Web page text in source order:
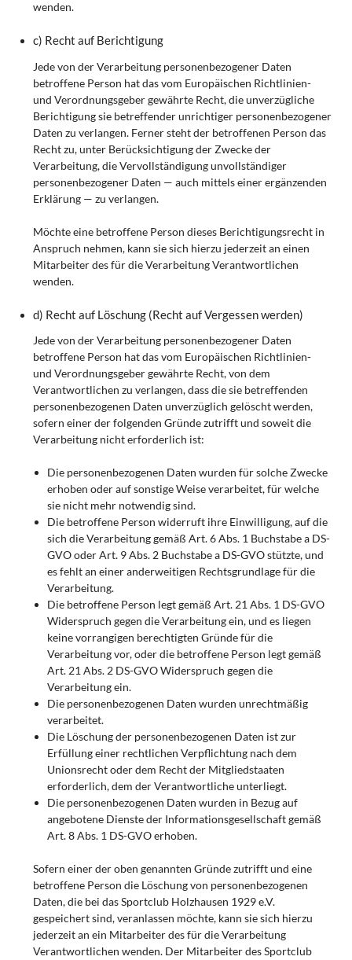
wenden.
c) Recht auf Berichtigung
Jede von der Verarbeitung personenbezogener Daten
betroffene Person hat das vom Europäischen Richtlinien-
und Verordnungsgeber gewährte Recht, die unverzügliche
Berichtigung sie betreffender unrichtiger personenbezogener
Daten zu verlangen. Ferner steht der betroffenen Person das
Recht zu, unter Berücksichtigung der Zwecke der
Verarbeitung, die Vervollständigung unvollständiger
personenbezogener Daten — auch mittels einer ergänzenden
Erklärung — zu verlangen.
Möchte eine betroffene Person dieses Berichtigungsrecht in
Anspruch nehmen, kann sie sich hierzu jederzeit an einen
Mitarbeiter des für die Verarbeitung Verantwortlichen
wenden.
d) Recht auf Löschung (Recht auf Vergessen werden)
Jede von der Verarbeitung personenbezogener Daten
betroffene Person hat das vom Europäischen Richtlinien-
und Verordnungsgeber gewährte Recht, von dem
Verantwortlichen zu verlangen, dass die sie betreffenden
personenbezogenen Daten unverzüglich gelöscht werden,
sofern einer der folgenden Gründe zutrifft und soweit die
Verarbeitung nicht erforderlich ist:
Die personenbezogenen Daten wurden für solche Zwecke
erhoben oder auf sonstige Weise verarbeitet, für welche
sie nicht mehr notwendig sind.
Die betroffene Person widerruft ihre Einwilligung, auf die
sich die Verarbeitung gemäß Art. 6 Abs. 1 Buchstabe a DS-
GVO oder Art. 9 Abs. 2 Buchstabe a DS-GVO stützte, und
es fehlt an einer anderweitigen Rechtsgrundlage für die
Verarbeitung.
Die betroffene Person legt gemäß Art. 21 Abs. 1 DS-GVO
Widerspruch gegen die Verarbeitung ein, und es liegen
keine vorrangigen berechtigten Gründe für die
Verarbeitung vor, oder die betroffene Person legt gemäß
Art. 21 Abs. 2 DS-GVO Widerspruch gegen die
Verarbeitung ein.
Die personenbezogenen Daten wurden unrechtmäßig
verarbeitet.
Die Löschung der personenbezogenen Daten ist zur
Erfüllung einer rechtlichen Verpflichtung nach dem
Unionsrecht oder dem Recht der Mitgliedstaaten
erforderlich, dem der Verantwortliche unterliegt.
Die personenbezogenen Daten wurden in Bezug auf
angebotene Dienste der Informationsgesellschaft gemäß
Art. 8 Abs. 1 DS-GVO erhoben.
Sofern einer der oben genannten Gründe zutrifft und eine
betroffene Person die Löschung von personenbezogenen
Daten, die bei das Sportclub Holzhausen 1929 e.V.
gespeichert sind, veranlassen möchte, kann sie sich hierzu
jederzeit an ein Mitarbeiter des für die Verarbeitung
Verantwortlichen wenden. Der Mitarbeiter des Sportclub